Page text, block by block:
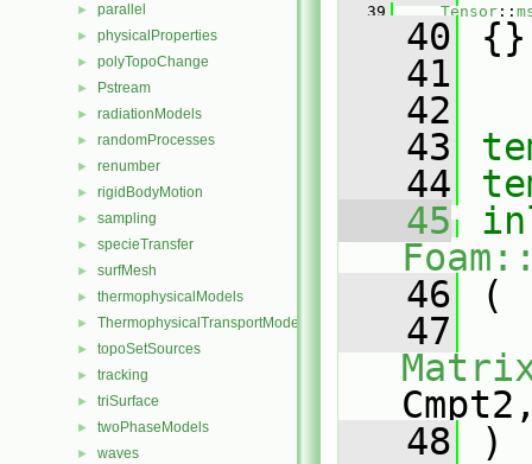
► parallel
► physicalProperties
► polyTopoChange
► Pstream
► radiationModels
► randomProcesses
► renumber
► rigidBodyMotion
► sampling
► specieTransfer
► surfMesh
► thermophysicalModels
► ThermophysicalTransportModels
► topoSetSources
► tracking
► triSurface
► twoPhaseModels
► waves
   39
Tensor ::
   40
{}
   41
   42
   43
   44
   45
   46
(
   47
   48
)